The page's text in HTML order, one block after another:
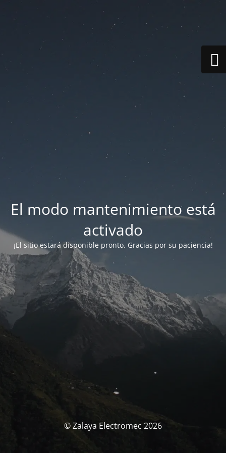
El modo mantenimiento está
activado
¡El sitio estará disponible pronto. Gracias por su paciencia!
© Zalaya Electromec 2026